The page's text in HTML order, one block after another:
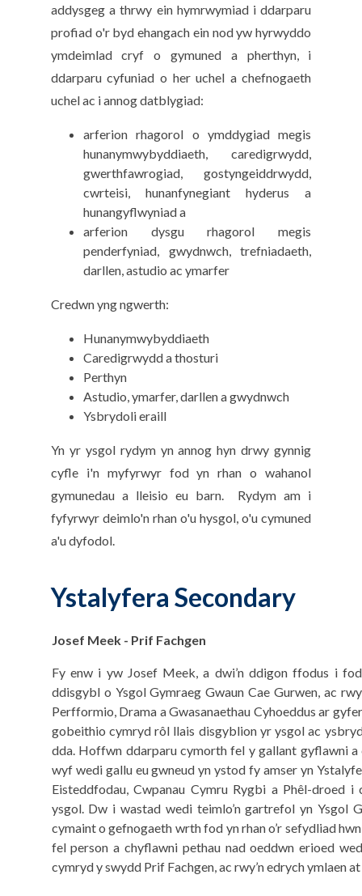
addysgeg a thrwy ein hymrwymiad i ddarparu
profiad o'r byd ehangach ein nod yw hyrwyddo
ymdeimlad cryf o gymuned a pherthyn, i
ddarparu cyfuniad o her uchel a chefnogaeth
uchel ac i annog datblygiad:
arferion rhagorol o ymddygiad megis
hunanymwybyddiaeth, caredigrwydd,
gwerthfawrogiad, gostyngeiddrwydd,
cwrteisi, hunanfynegiant hyderus a
hunangyflwyniad a
arferion dysgu rhagorol megis
penderfyniad, gwydnwch, trefniadaeth,
darllen, astudio ac ymarfer
Credwn yng ngwerth:
Hunanymwybyddiaeth
Caredigrwydd a thosturi
Perthyn
Astudio, ymarfer, darllen a gwydnwch
Ysbrydoli eraill
Yn yr ysgol rydym yn annog hyn drwy gynnig
cyfle i'n myfyrwyr fod yn rhan o wahanol
gymunedau a lleisio eu barn. Rydym am i
fyfyrwyr deimlo'n rhan o'u hysgol, o'u cymuned
a'u dyfodol.
Ystalyfera Secondary
Josef Meek - Prif Fachgen
Fy enw i yw Josef Meek, a dwi’n ddigon ffodus i
ddisgybl o Ysgol Gymraeg Gwaun Cae Gurwen, ac
Perfformio, Drama a Gwasanaethau Cyhoeddus ar
gobeithio cymryd rôl llais disgyblion yr ysgol ac
dda. Hoffwn ddarparu cymorth fel y gallant gyflawni a
wyf wedi gallu eu gwneud yn ystod fy amser yn
Eisteddfodau, Cwpanau Cymru Rygbi a Phêl-droed i
ysgol. Dw i wastad wedi teimlo’n gartrefol yn Ysgol
cymaint o gefnogaeth wrth fod yn rhan o’r sefydliad
fel person a chyflawni pethau nad oeddwn erioed
cymryd y swydd Prif Fachgen, ac rwy’n edrych ymlaen